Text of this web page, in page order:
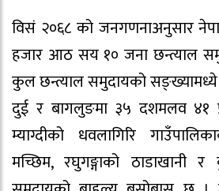
विसं २०६८ को जनगणनाअनुसार
हजार आठ सय १० जना छन्त्याल
कुल छन्त्याल समुदायको सङ्ख्यामध्ये
दुई र बागलुङमा ३५ दशमलव ४१
म्याग्दीको धवलागिरि
मच्छिम, रघुगङ्गाको ठाडाखानी र